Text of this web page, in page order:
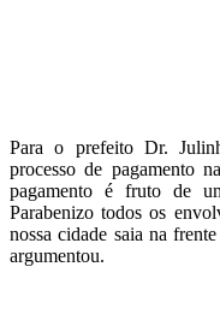
Para o prefeito Dr.
processo de pagamento
pagamento é fruto de
Parabenizo todos os
nossa cidade saia na
argumentou.